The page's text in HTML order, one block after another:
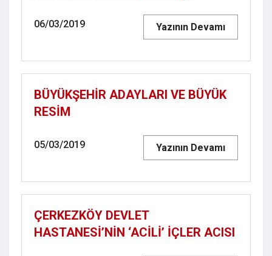
06/03/2019 Yazının Devamı
BÜYÜKŞEHİR ADAYLARI VE BÜYÜK
RESİM
05/03/2019 Yazının Devamı
ÇERKEZKÖY DEVLET
HASTANESİ’NİN ‘ACİLİ’ İÇLER ACISI